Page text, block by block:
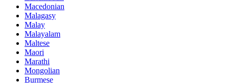
Macedonian
Malagasy
Malay
Malayalam
Maltese
Maori
Marathi
Mongolian
Burmese